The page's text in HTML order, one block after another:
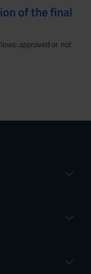
of the final
approved or not